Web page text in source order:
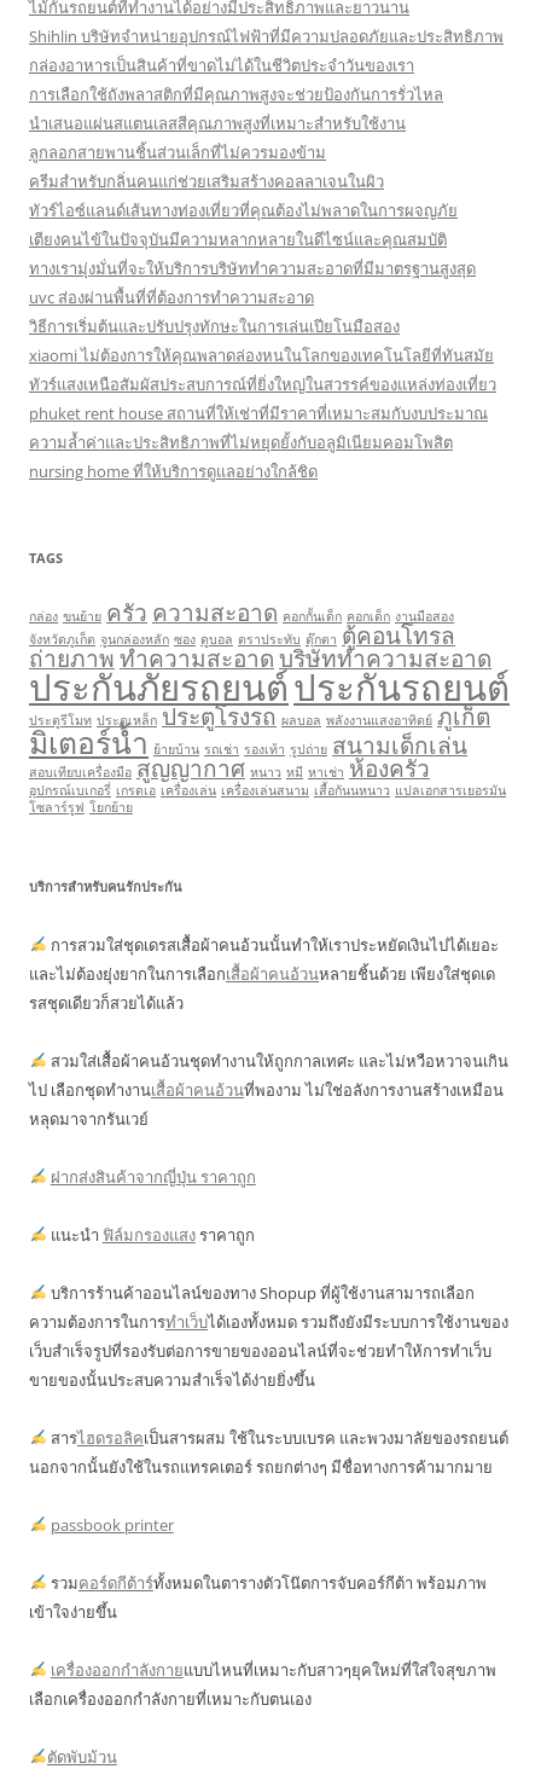
ไม้กั้นรถยนต์ที่ทำงานได้อย่างมีประสิทธิภาพและยาวนาน
Shihlin บริษัทจำหน่ายอุปกรณ์ไฟฟ้าที่มีความปลอดภัยและประสิทธิภาพ
กล่องอาหารเป็นสินค้าที่ขาดไม่ได้ในชีวิตประจำวันของเรา
การเลือกใช้ถังพลาสติกที่มีคุณภาพสูงจะช่วยป้องกันการรั่วไหล
นำเสนอแผ่นสแตนเลสสีคุณภาพสูงที่เหมาะสำหรับใช้งาน
ลูกลอกสายพานชิ้นส่วนเล็กที่ไม่ควรมองข้าม
ครีมสำหรับกลิ่นคนแก่ช่วยเสริมสร้างคอลลาเจนในผิว
ทัวร์ไอซ์แลนด์เส้นทางท่องเที่ยวที่คุณต้องไม่พลาดในการผจญภัย
เตียงคนไข้ในปัจจุบันมีความหลากหลายในดีไซน์และคุณสมบัติ
ทางเรามุ่งมั่นที่จะให้บริการบริษัททำความสะอาดที่มีมาตรฐานสูงสุด
uvc ส่องผ่านพื้นที่ที่ต้องการทำความสะอาด
วิธีการเริ่มต้นและปรับปรุงทักษะในการเล่นเปียโนมือสอง
xiaomi ไม่ต้องการให้คุณพลาดล่องหนในโลกของเทคโนโลยีที่ทันสมัย
ทัวร์แสงเหนือสัมผัสประสบการณ์ที่ยิ่งใหญ่ในสวรรค์ของแหล่งท่องเที่ยว
phuket rent house สถานที่ให้เช่าที่มีราคาที่เหมาะสมกับงบประมาณ
ความล้ำค่าและประสิทธิภาพที่ไม่หยุดยั้งกับอลูมิเนียมคอมโพสิต
nursing home ที่ให้บริการดูแลอย่างใกล้ชิด
TAGS
กล่อง ขนย้าย ครัว ความสะอาด คอกกั้นเด็ก คอกเด็ก งานมือสอง
จังหวัดภูเก็ต จูนกล่องหลัก ซอง ดูบอล ตราประทับ ตุ๊กตา ตู้คอนโทรล
ถ่ายภาพทำความสะอาดบริษัททำความสะอาด
ประกันภัยรถยนต์ประกันรถยนต์
ประตูรีโมท ประตูเหล็ก ประตูโรงรถ ผลบอล พลังงานแสงอาทิตย์ ภูเก็ต
มิเตอร์น้ำ ย้ายบ้าน รถเช่า รองเท้า รูปถ่าย สนามเด็กเล่น
สอบเทียบเครื่องมือ สูญญากาศ หนาว หมี หาเช่า ห้องครัว
อุปกรณ์เบเกอรี่ เกรดเอ เครื่องเล่น เครื่องเล่นสนาม เสื้อกันนหนาว แปลเอกสารเยอรมัน
โซลาร์รูฟ โยกย้าย
บริการสำหรับคนรักประกัน
การสวมใส่ชุดเดรสเสื้อผ้าคนอ้วนนั้นทำให้เราประหยัดเงินไปได้เยอะ
และไม่ต้องยุ่งยากในการเลือกเสื้อผ้าคนอ้วนหลายชิ้นด้วย เพียงใส่ชุดเด
รสชุดเดียวก็สวยได้แล้ว
สวมใส่เสื้อผ้าคนอ้วนชุดทำงานให้ถูกกาลเทศะ และไม่หวือหวาจนเกิน
ไป เลือกชุดทำงานเสื้อผ้าคนอ้วนที่พองาม ไม่ใช่อลังการงานสร้างเหมือน
หลุดมาจากรันเวย์
ฝากส่งสินค้าจากญี่ปุ่น ราคาถูก
แนะนำ ฟิล์มกรองแสงราคาถูก
บริการร้านค้าออนไลน์ของทาง Shopup ที่ผู้ใช้งานสามารถเลือก
ความต้องการในการทำเว็บได้เองทั้งหมด รวมถึงยังมีระบบการใช้งานของ
เว็บสำเร็จรูปที่รองรับต่อการขายของออนไลน์ที่จะช่วยทำให้การทำเว็บ
ขายของนั้นประสบความสำเร็จได้ง่ายยิ่งขึ้น
สารไฮดรอลิคเป็นสารผสม ใช้ในระบบเบรค และพวงมาลัยของรถยนต์
นอกจากนั้นยังใช้ในรถแทรคเตอร์ รถยกต่างๆ มีชื่อทางการค้ามากมาย
passbook printer
รวมคอร์ดกีต้าร์ทั้งหมดในตารางตัวโน๊ตการจับคอร์กีต้า พร้อมภาพ
เข้าใจง่ายขึ้น
เครื่องออกกำลังกายแบบไหนที่เหมาะกับสาวๆยุคใหม่ที่ใส่ใจสุขภาพ
เลือกเครื่องออกกำลังกายที่เหมาะกับตนเอง
ตัดพับม้วน